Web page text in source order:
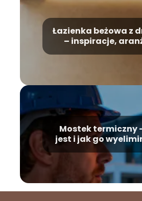
Łazienka beżowa z
– inspiracje,
Mostek termiczny
jest i jak go